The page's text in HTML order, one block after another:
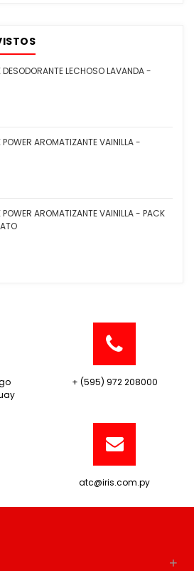
DESODORANTE LECHOSO LAVANDA -
POWER AROMATIZANTE VAINILLA -
POWER AROMATIZANTE VAINILLA - PACK
+ (595) 972 208000
atc@iris.com.py
+